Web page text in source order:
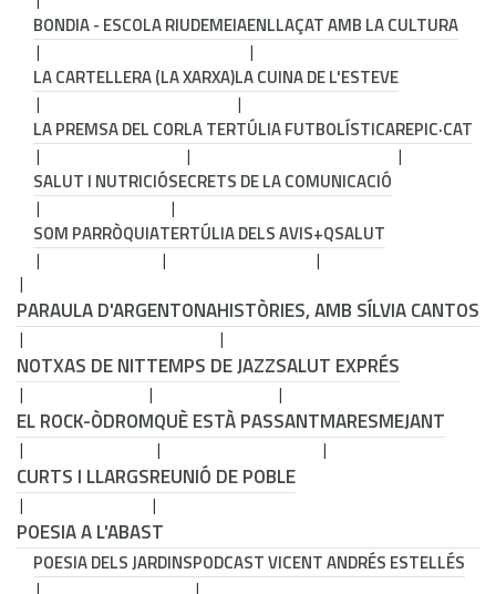
BONDIA - ESCOLA RIUDEMEIAENLLAÇAT AMB LA CULTURA
LA CARTELLERA (LA XARXA)LA CUINA DE L'ESTEVE
LA PREMSA DEL CORLA TERTÚLIA FUTBOLÍSTICAREPIC·CAT
SALUT I NUTRICIÓSECRETS DE LA COMUNICACIÓ
SOM PARRÒQUIATERTÚLIA DELS AVIS+QSALUT
PARAULA D'ARGENTONAHISTÒRIES, AMB SÍLVIA CANTOS
NOTXAS DE NITTEMPS DE JAZZSALUT EXPRÉS
EL ROCK-ÒDROMQUÈ ESTÀ PASSANTMARESMEJANT
CURTS I LLARGSREUNIÓ DE POBLE
POESIA A L'ABAST
POESIA DELS JARDINSPODCAST VICENT ANDRÉS ESTELLÉS